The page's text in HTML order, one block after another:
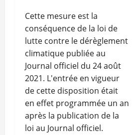
Cette mesure est la
conséquence de la loi de
lutte contre le dérèglement
climatique publiée au
Journal officiel du 24 août
2021. L'entrée en vigueur
de cette disposition était
en effet programmée un an
après la publication de la
loi au Journal officiel.